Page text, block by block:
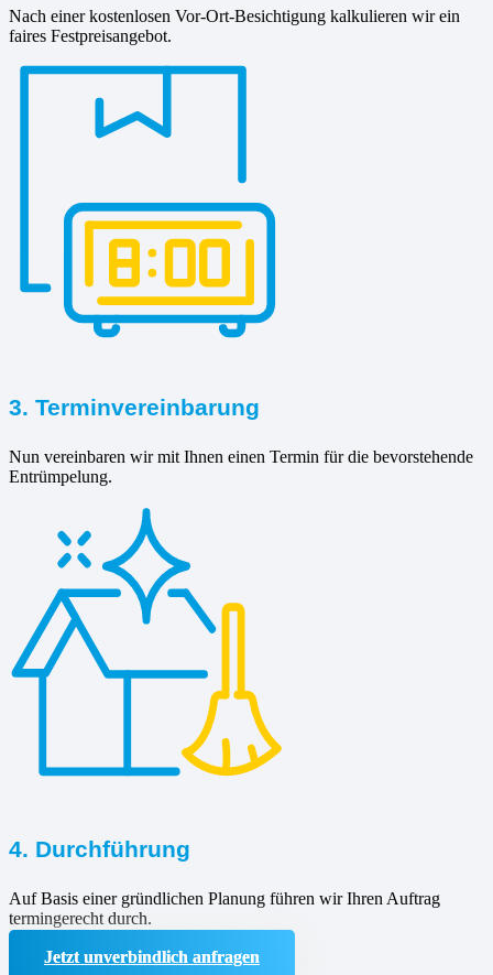
Nach einer kostenlosen Vor-Ort-Besichtigung kalkulieren wir ein
faires Festpreisangebot.
3. Terminvereinbarung
Nun vereinbaren wir mit Ihnen einen Termin für die bevorstehende
Entrümpelung.
4. Durchführung
Auf Basis einer gründlichen Planung führen wir Ihren Auftrag
termingerecht durch.
Jetzt unverbindlich anfragen